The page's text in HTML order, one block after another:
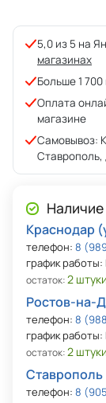
5,0 из 5 на
магазинах
Больше 1
Оплата
магазине
Самовывоз:
Ставрополь,
Краснодар
телефон: 8
график
остаток:2
Ростов-на-
телефон: 8
график
остаток:2
Ставрополь
телефон: 8